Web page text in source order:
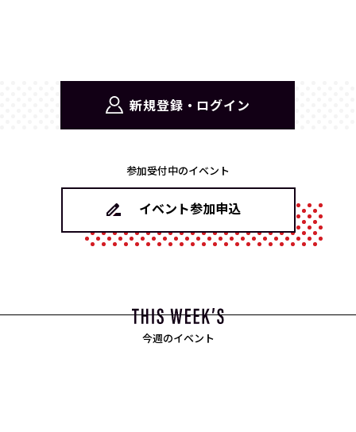
新規登録・ログイン
参加受付中のイベント
イベント参加申込
今週のイベント